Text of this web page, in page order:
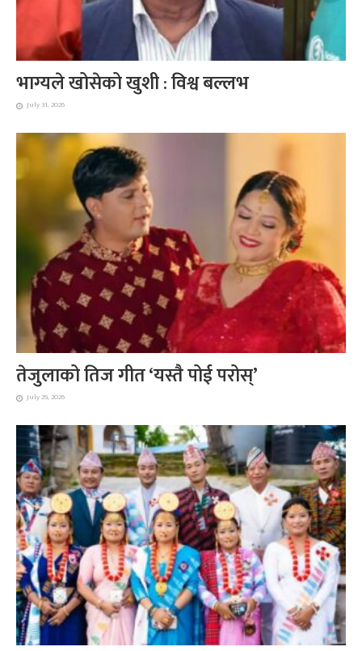
भाग्यले खोसेको खुशी : विश्व बल्लभ
July 31, 2026
तेजुलाको तिज गीत ‘यस्तै पोई परोस्’
July 29, 2026